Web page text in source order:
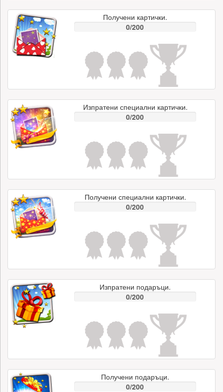
Получени картички.
0/200
Изпратени специални картички.
0/200
Получени специални картички.
0/200
Изпратени подаръци.
0/200
Получени подаръци.
0/200